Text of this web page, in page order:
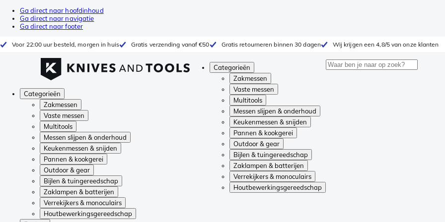
Ga direct naar hoofdinhoud
Ga direct naar navigatie
Ga direct naar footer
Voor 22:00 uur besteld, morgen in huis Gratis verzending vanaf €50 Gratis retourneren binnen 30 dagen Wij krijgen een 4,8/5 van onze klanten
Categorieën
Zakmessen
Vaste messen
Multitools
Messen slijpen & onderhoud
Keukenmessen & snijden
Pannen & kookgerei
Outdoor & gear
Bijlen & tuingereedschap
Zaklampen & batterijen
Verrekijkers & monoculairs
Houtbewerkingsgereedschap
Categorieën
Zakmessen
Vaste messen
Multitools
Messen slijpen & onderhoud
Keukenmessen & snijden
Pannen & kookgerei
Outdoor & gear
Bijlen & tuingereedschap
Zaklampen & batterijen
Verrekijkers & monoculairs
Houtbewerkingsgereedschap